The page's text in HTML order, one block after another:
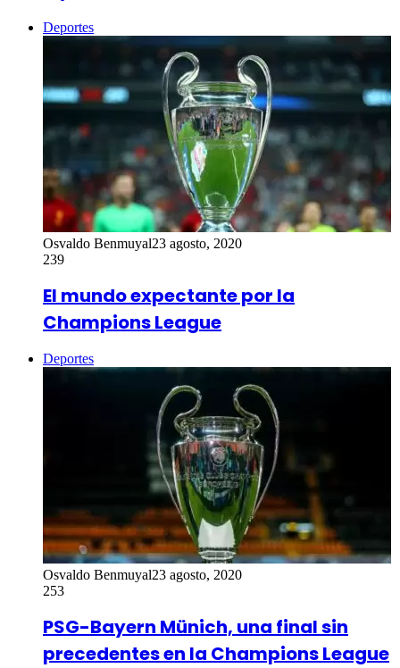
Deportes
Osvaldo Benmuyal23 agosto, 2020
239
El mundo expectante por la
Champions League
Deportes
Osvaldo Benmuyal23 agosto, 2020
253
PSG-Bayern Münich, una final sin
precedentes en la Champions League